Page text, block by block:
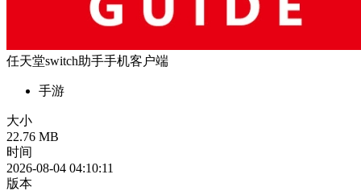
任天堂switch助手手机客户端
手游
大小
22.76 MB
时间
2026-08-04 04:10:11
版本